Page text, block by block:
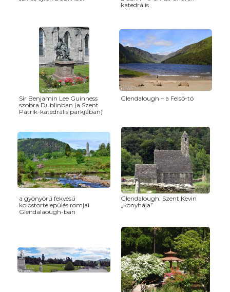
katedrális
Sir Benjamin Lee Guinness
szobra Dublinban (a Szent
Patrik-katedrális parkjában)
Glendalough – a Felső-tó
a gyönyörű fekvésű
kolostortelepülés romjai
Glendalaough-ban
Glendalough: Szent Kevin
„konyhája”